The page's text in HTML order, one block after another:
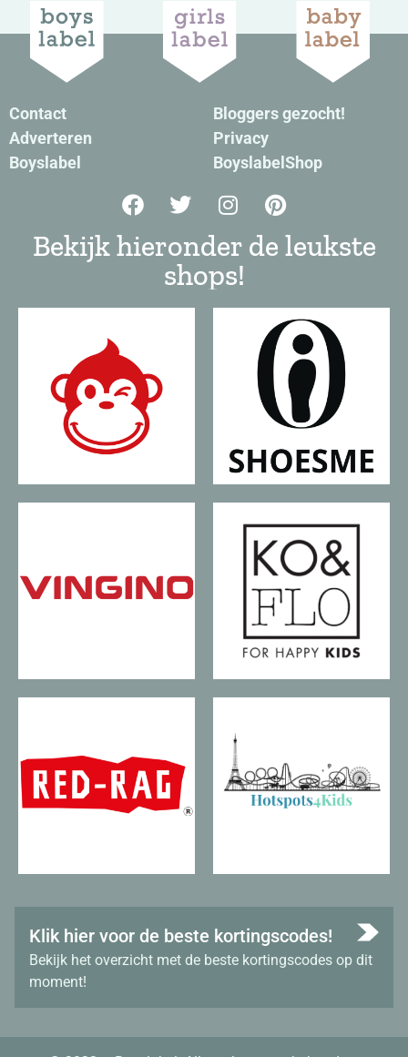
Contact
Adverteren
Boyslabel
Bloggers gezocht!
Privacy
BoyslabelShop
Bekijk hieronder de leukste
shops!
Klik hier voor de beste kortingscodes!
Bekijk het overzicht met de beste kortingscodes op dit
moment!